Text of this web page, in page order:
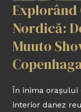
Nordică:
Muuto
În inima orașului
interior danez